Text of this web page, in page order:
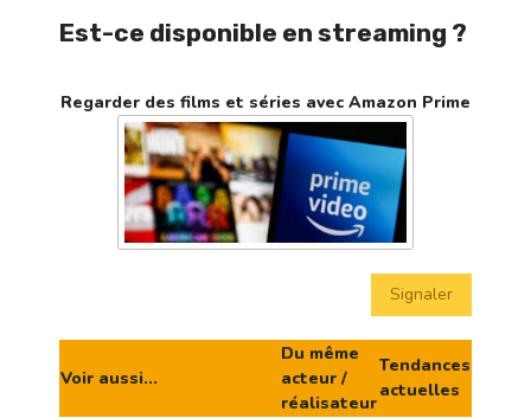
Est-ce disponible en streaming ?
Regarder des films et séries avec Amazon Prime
Signaler
Voir aussi...
Du même
acteur /
réalisateur
Tendances
actuelles